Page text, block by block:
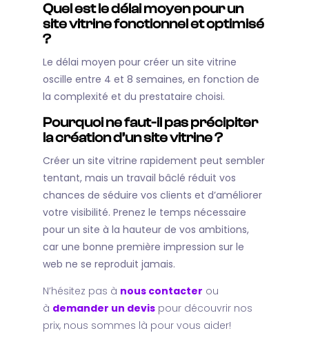
Quel est le délai moyen pour un
site vitrine fonctionnel et optimisé
?
Le délai moyen pour créer un site vitrine
oscille entre 4 et 8 semaines, en fonction de
la complexité et du prestataire choisi.
Pourquoi ne faut-il pas précipiter
la création d’un site vitrine ?
Créer un site vitrine rapidement peut sembler
tentant, mais un travail bâclé réduit vos
chances de séduire vos clients et d’améliorer
votre visibilité. Prenez le temps nécessaire
pour un site à la hauteur de vos ambitions,
car une bonne première impression sur le
web ne se reproduit jamais.
N’hésitez pas à nous contacter ou
à demander un devis pour découvrir nos
prix, nous sommes là pour vous aider!